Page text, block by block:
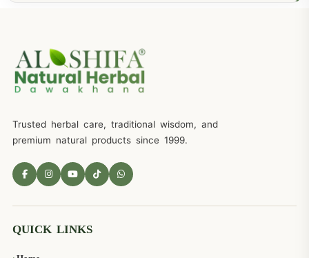
Trusted herbal care, traditional wisdom, and
premium natural products since 1999.
QUICK LINKS